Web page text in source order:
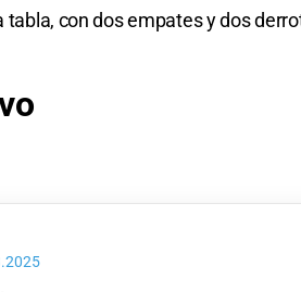
con dos empates y dos